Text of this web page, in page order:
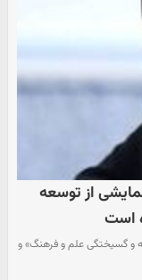
رئیس جمهور: اغتشاشات ۱۴۰۱ نمایشی از توسعه
است
و گسیختگی علم و فرهنگ» و